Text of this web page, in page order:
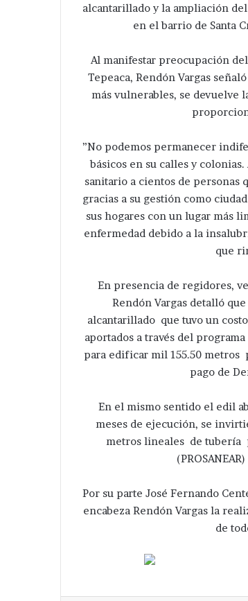
alcantarillado y la ampliación
en el barrio de Santa
Al manifestar preocupación
Tepeaca, Rendón Vargas
más vulnerables, se devuelve
”No podemos permanecer
básicos en su calles y
sanitario a cientos de personas
gracias a su gestión como
sus hogares con un lugar más
enfermedad debido a la
que
En presencia de regidores,
Rendón Vargas detalló
alcantarillado que tuvo un
aportados a través del
para edificar mil 155.50 metros
pago de
En el mismo sentido el edil
meses de ejecución, se
metros lineales de tubería
Por su parte José Fernando
encabeza Rendón Vargas la
de